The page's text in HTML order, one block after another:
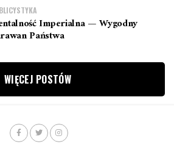
Imperialna — Wygodny
Państwa
WIĘCEJ POSTÓW